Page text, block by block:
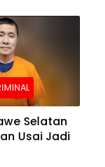
Selatan
Usai Jadi